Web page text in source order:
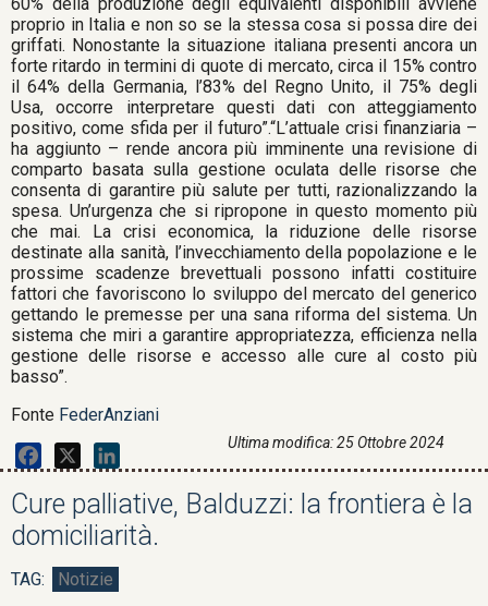
Ultima modifica: 25 Ottobre 2024
proprio in Italia e non so se la stessa cosa si possa dire dei
griffati. Nonostante la situazione italiana presenti ancora un
forte ritardo in termini di quote di mercato, circa il 15% contro
il 64% della Germania, l’83% del Regno Unito, il 75% degli
Usa, occorre interpretare questi dati con atteggiamento
positivo, come sfida per il futuro”.“L’attuale crisi finanziaria –
ha aggiunto – rende ancora più imminente una revisione di
comparto basata sulla gestione oculata delle risorse che
consenta di garantire più salute per tutti, razionalizzando la
spesa. Un’urgenza che si ripropone in questo momento più
che mai. La crisi economica, la riduzione delle risorse
destinate alla sanità, l’invecchiamento della popolazione e le
prossime scadenze brevettuali possono infatti costituire
fattori che favoriscono lo sviluppo del mercato del generico
gettando le premesse per una sana riforma del sistema. Un
sistema che miri a garantire appropriatezza, efficienza nella
gestione delle risorse e accesso alle cure al costo più
basso”.
Fonte FederAnziani
Cure palliative, Balduzzi: la frontiera è la
domiciliarità.
Notizie